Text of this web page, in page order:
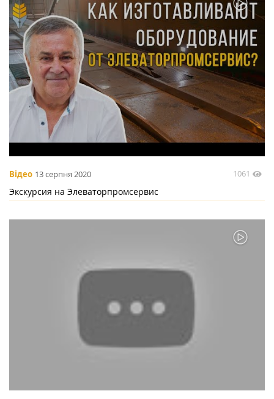
Відео 13 серпня 2020 1061
Экскурсия на Элеваторпромсервис